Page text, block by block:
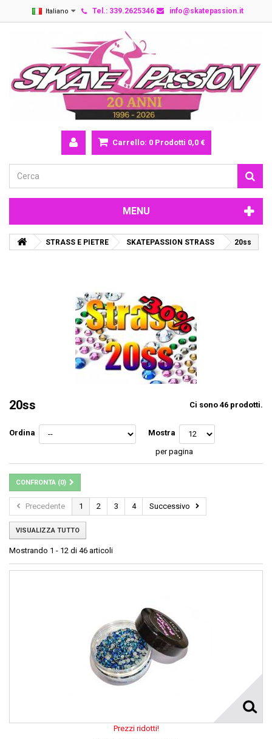
Italiano Tel.: 339.2625346 info@skatepassion.it
Carrello: 0 Prodotti 0,0 €
MENU
STRASS E PIETRE SKATEPASSION STRASS 20ss
20ss Ci sono 46 prodotti.
Ordina Mostra
per pagina
CONFRONTA (0)
Precedente 1 2 3 4 Successivo
VISUALIZZA TUTTO
Mostrando 1 - 12 di 46 articoli
Prezzi ridotti!